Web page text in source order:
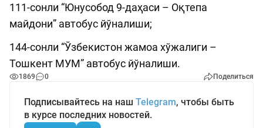
111-сонли “Юнусобод 9-даҳаси – Оқтепа
майдони” автобус йўналиши;
144-сонли “Ўзбекистон жамоа хўжалиги –
Тошкент МУМ” автобус йўналиши.
1869 0 Поделиться
Подписывайтесь на наш Telegram, чтобы быть
в курсе последних новостей.